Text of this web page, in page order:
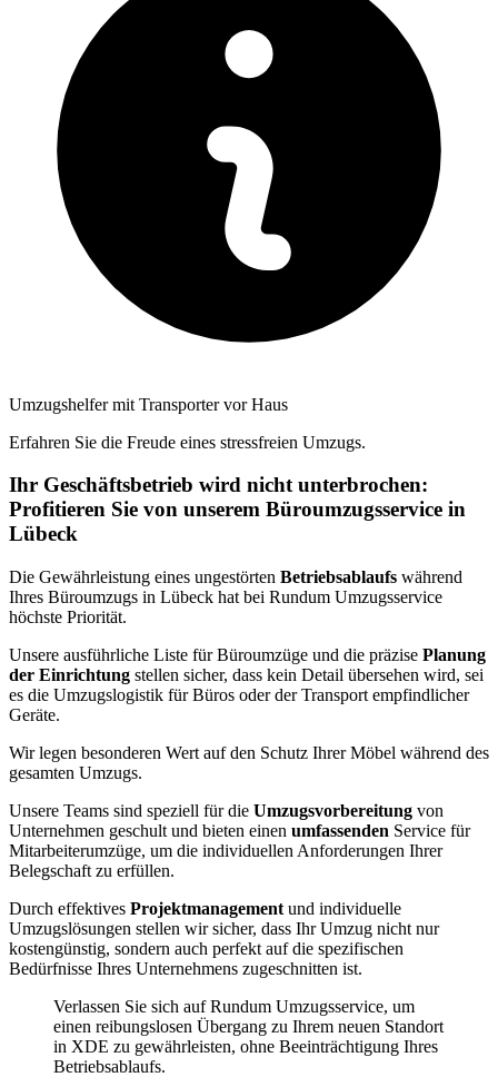
Umzugshelfer mit Transporter vor Haus
Erfahren Sie die Freude eines stressfreien Umzugs.
Ihr Geschäftsbetrieb wird nicht unterbrochen:
Profitieren Sie von unserem Büroumzugsservice in
Lübeck
Die Gewährleistung eines ungestörten Betriebsablaufs während
Ihres Büroumzugs in Lübeck hat bei Rundum Umzugsservice
höchste Priorität.
Unsere ausführliche Liste für Büroumzüge und die präzise Planung
der Einrichtung stellen sicher, dass kein Detail übersehen wird, sei
es die Umzugslogistik für Büros oder der Transport empfindlicher
Geräte.
Wir legen besonderen Wert auf den Schutz Ihrer Möbel während des
gesamten Umzugs.
Unsere Teams sind speziell für die Umzugsvorbereitung von
Unternehmen geschult und bieten einen umfassenden Service für
Mitarbeiterumzüge, um die individuellen Anforderungen Ihrer
Belegschaft zu erfüllen.
Durch effektives Projektmanagement und individuelle
Umzugslösungen stellen wir sicher, dass Ihr Umzug nicht nur
kostengünstig, sondern auch perfekt auf die spezifischen
Bedürfnisse Ihres Unternehmens zugeschnitten ist.
Verlassen Sie sich auf Rundum Umzugsservice, um
einen reibungslosen Übergang zu Ihrem neuen Standort
in XDE zu gewährleisten, ohne Beeinträchtigung Ihres
Betriebsablaufs.